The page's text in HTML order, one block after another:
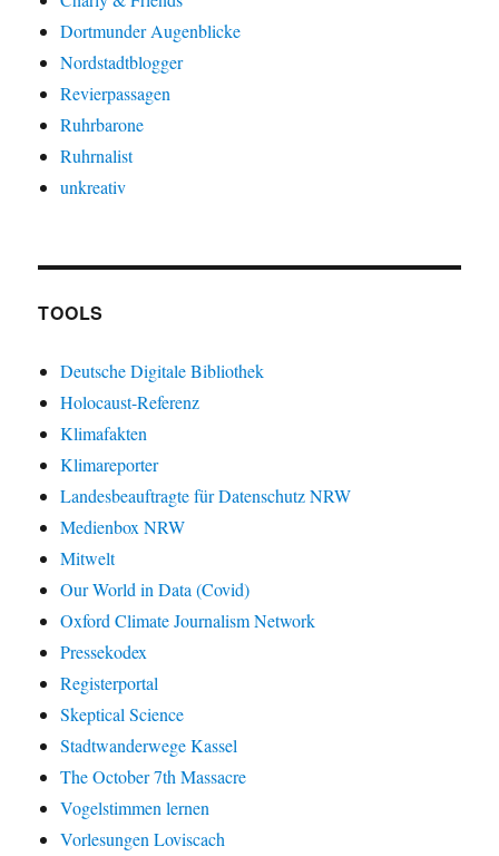
Dortmunder Augenblicke
Nordstadtblogger
Revierpassagen
Ruhrbarone
Ruhrnalist
unkreativ
TOOLS
Deutsche Digitale Bibliothek
Holocaust-Referenz
Klimafakten
Klimareporter
Landesbeauftragte für Datenschutz NRW
Medienbox NRW
Mitwelt
Our World in Data (Covid)
Oxford Climate Journalism Network
Pressekodex
Registerportal
Skeptical Science
Stadtwanderwege Kassel
The October 7th Massacre
Vogelstimmen lernen
Vorlesungen Loviscach